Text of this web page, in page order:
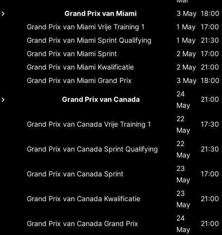
Grand Prix van Miami 3 May 18:00
Grand Prix van Miami Vrije Training 1 1 May 17:00
Grand Prix van Miami Sprint Qualifying 1 May
21:30
Grand Prix van Miami Sprint 2 May 17:00
Grand Prix van Miami Kwalificatie 2 May 21:00
Grand Prix van Miami Grand Prix 3 May 18:00
Grand Prix van Canada
24
May
21:00
Grand Prix van Canada Vrije Training 1
22
May
17:30
Grand Prix van Canada Sprint Qualifying
22
May
21:30
Grand Prix van Canada Sprint
23
May
17:00
Grand Prix van Canada Kwalificatie
23
May
21:00
Grand Prix van Canada Grand Prix
24
May
21:00